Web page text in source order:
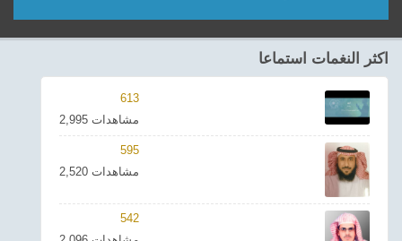
مؤديين
شعر
اناشيد
ادعية
احدث الفيديوهات
اكثر النغمات استماعا
613
2,995 مشاهدات
595
2,520 مشاهدات
542